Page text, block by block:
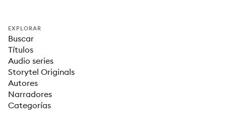
EXPLORAR
Buscar
Títulos
Audio series
Storytel Originals
Autores
Narradores
Categorías